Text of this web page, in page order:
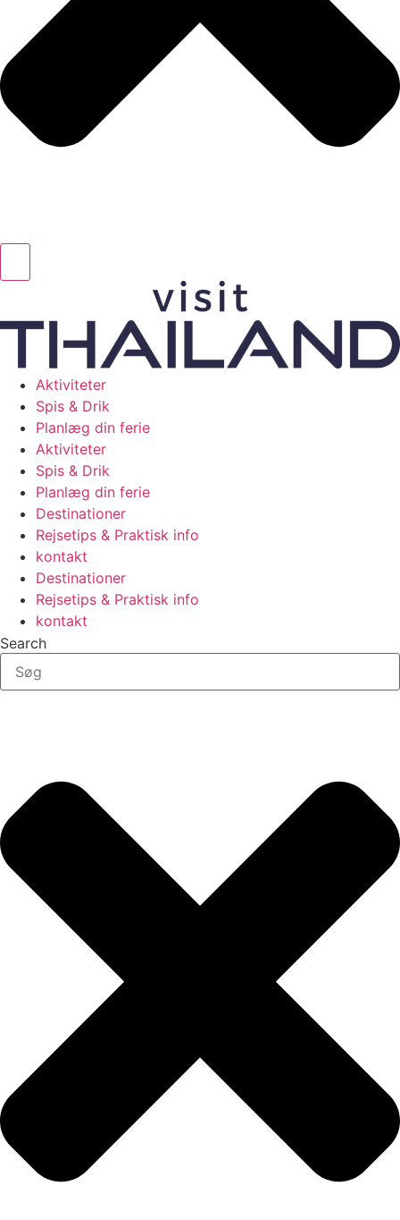
Aktiviteter
Spis & Drik
Planlæg din ferie
Aktiviteter
Spis & Drik
Planlæg din ferie
Destinationer
Rejsetips & Praktisk info
kontakt
Destinationer
Rejsetips & Praktisk info
kontakt
Search